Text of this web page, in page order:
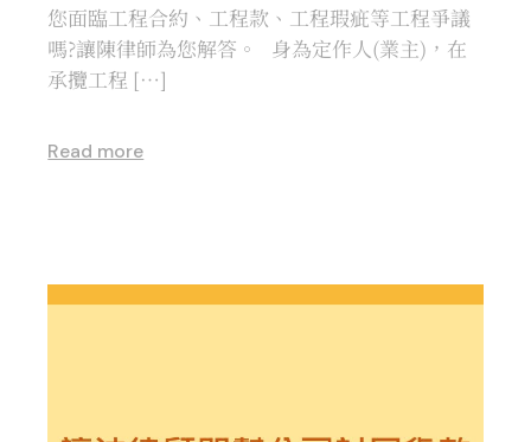
您面臨工程合約、工程款、工程瑕疵等工程爭議
嗎?讓陳律師為您解答。 身為定作人(業主)，在
承攬工程 […]
Read more